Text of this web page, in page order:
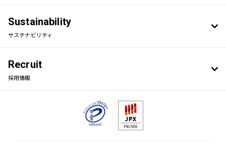
Sustainability
サステナビリティ
Recruit
採用情報